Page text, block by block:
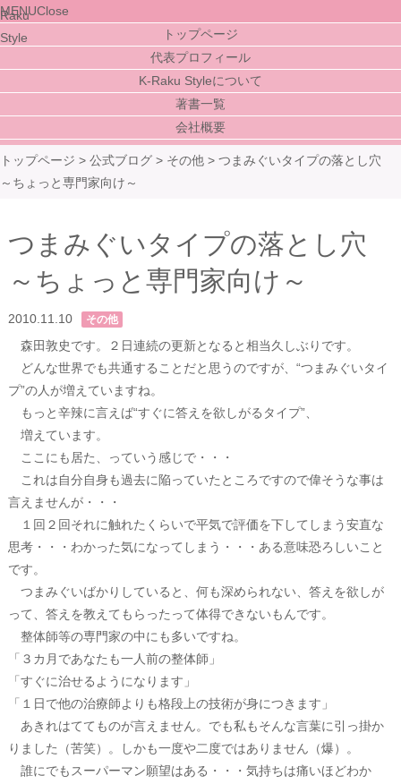
MENUClose
トップページ
代表プロフィール
K-Raku Styleについて
著書一覧
会社概要
トップページ > 公式ブログ > その他 > つまみぐいタイプの落とし穴
～ちょっと専門家向け～
つまみぐいタイプの落とし穴
～ちょっと専門家向け～
2010.11.10 その他
森田敦史です。２日連続の更新となると相当久しぶりです。
どんな世界でも共通することだと思うのですが、“つまみぐいタイ
プ”の人が増えていますね。
もっと辛辣に言えば“すぐに答えを欲しがるタイプ”、
増えています。
ここにも居た、っていう感じで・・・
これは自分自身も過去に陥っていたところですので偉そうな事は
言えませんが・・・
１回２回それに触れたくらいで平気で評価を下してしまう安直な
思考・・・わかった気になってしまう・・・ある意味恐ろしいこと
です。
つまみぐいばかりしていると、何も深められない、答えを欲しが
って、答えを教えてもらったって体得できないもんです。
整体師等の専門家の中にも多いですね。
「３カ月であなたも一人前の整体師」
「すぐに治せるようになります」
「１日で他の治療師よりも格段上の技術が身につきます」
あきれはててものが言えません。でも私もそんな言葉に引っ掛か
りました（苦笑）。しかも一度や二度ではありません（爆）。
誰にでもスーパーマン願望はある・・・気持ちは痛いほどわか